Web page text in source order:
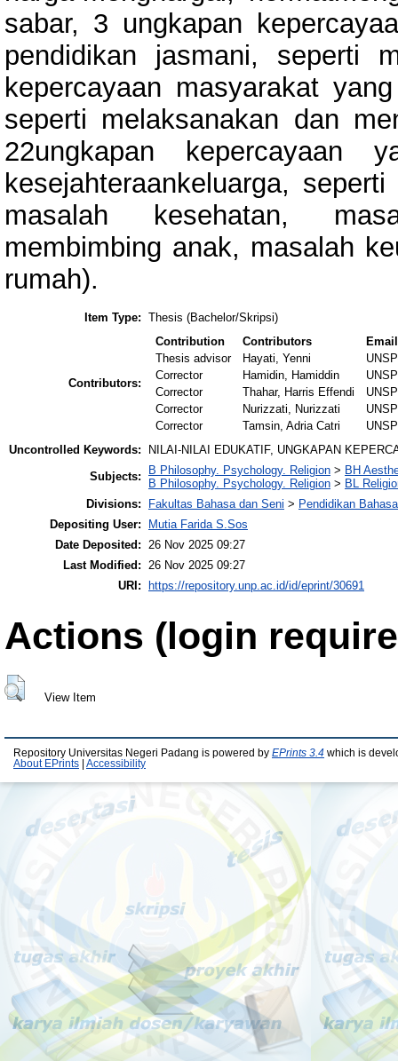
sabar, 3 ungkapan
pendidikan jasmani, seperti
kepercayaan masyarakat
seperti melaksanakan dan
22ungkapan kepercayaan
kesejahteraankeluarga,
masalah kesehatan,
membimbing anak, masalah
rumah).
Item Type: Thesis (Bachelor/Skripsi)
Contributors:
Contribution Contributors
Email
Thesis advisor
Hayati, Yenni
Corrector
Hamidin, Hamiddin
Corrector
Thahar, Harris Effendi
Corrector
Nurizzati, Nurizzati
Corrector
Tamsin, Adria Catri
Uncontrolled Keywords:
NILAI-NILAI EDUKATIF, UNGKAPAN
Subjects:
B Philosophy. Psychology. Religion > BH
B Philosophy. Psychology. Religion > BL
Divisions:
Fakultas Bahasa dan Seni > Pendidikan
Depositing User:
Mutia Farida S.Sos
Date Deposited: 26 Nov 2025 09:27
Last Modified: 26 Nov 2025 09:27
URI:
https://repository.unp.ac.id/id/eprint/30691
Actions (login
View Item
Repository Universitas Negeri Padang is powered by EPrints 3.4 which is
About EPrints
Accessibility